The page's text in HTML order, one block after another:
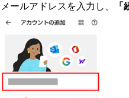
メールアドレスを入力し、 「